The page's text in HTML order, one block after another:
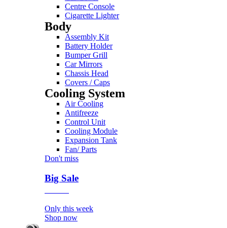
Centre Console
Cigarette Lighter
Body
Assembly Kit
Battery Holder
Bumper Grill
Car Mirrors
Chassis Head
Covers / Caps
Cooling System
Air Cooling
Antifreeze
Control Unit
Cooling Module
Expansion Tank
Fan/ Parts
Don't miss
Big Sale
Only this week
Shop now